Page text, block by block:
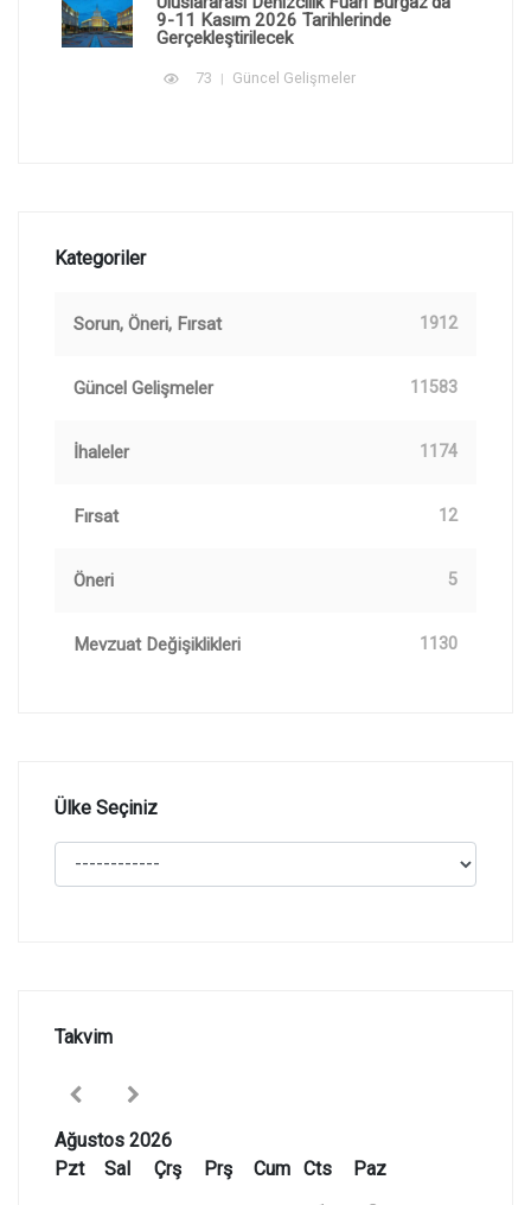
9-11 Kasım 2026 Tarihlerinde
Gerçekleştirilecek
73 Güncel Gelişmeler
Kategoriler
Sorun, Öneri, Fırsat 1912
Güncel Gelişmeler 11583
İhaleler 1174
Fırsat 12
Öneri 5
Mevzuat Değişiklikleri 1130
Ülke Seçiniz
Takvim
Ağustos 2026
Pzt
Sal Çrş Prş Cum Cts
Paz